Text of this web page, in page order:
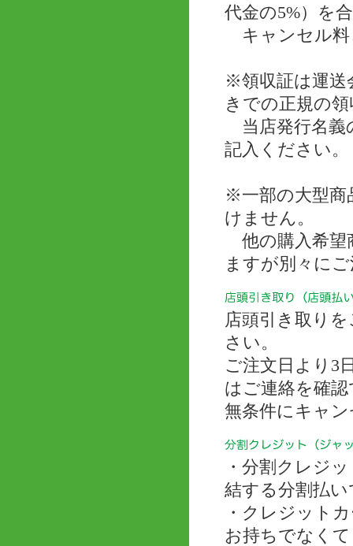
代金の5%）を
キャンセル料
※領収証は運送
きでの正規の
当店発行名義
記入ください
※一部の大型商
けません。
他の購入希望
ますが別々に
店頭引き取り
さい。
ご注文日より3
はご連絡を確
無条件にキャ
・分割クレジ
結する分割払い
・クレジット
お持ちでなく